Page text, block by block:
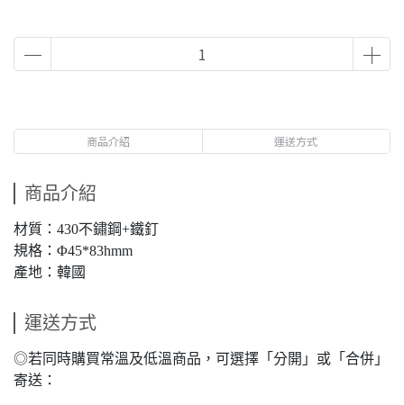
商品介紹 運送方式
商品介紹
材質：430不鏽鋼+鐵釘
規格：Φ45*83hmm
產地：韓國
運送方式
◎若同時購買常溫及低溫商品，可選擇「分開」或「合併」
寄送：